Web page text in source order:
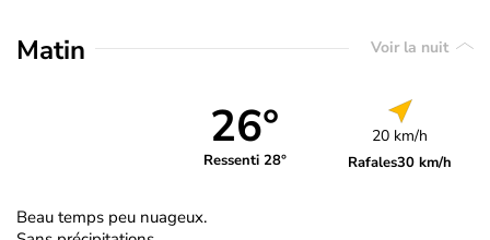
Matin Voir la nuit
26°
Ressenti 28°
20 km/h
Rafales30 km/h
Beau temps peu nuageux.